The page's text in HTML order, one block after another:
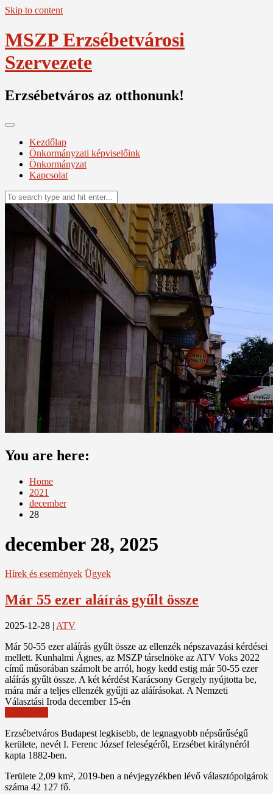
Skip to content
MSZP Erzsébetvárosi
Szervezete
Erzsébetváros az otthonunk!
Kezdőlap
Önkormányzati képviselőink
Önkormányzat
Kapcsolat
You are here:
Home
2021
december
28
december 28, 2025
Hírek és események Ügyek
Már 55 ezer aláírás gyűlt össze
2025-12-28 | ATV
Már 50-55 ezer aláírás gyűlt össze az ellenzék népszavazási kérdései
mellett. Kunhalmi Ágnes, az MSZP társelnöke az ATV Voks 2022
című műsorában számolt be arról, hogy kedd estig már 50-55 ezer
aláírás gyűlt össze. A két kérdést Karácsony Gergely nyújtotta be,
mára már a teljes ellenzék gyűjti az aláírásokat. A Nemzeti
Választási Iroda december 15-én
Erzsébetváros Budapest legkisebb, de legnagyobb népsűrűségű
kerülete, nevét I. Ferenc József feleségéről, Erzsébet királynéról
kapta 1882-ben.
Területe 2,09 km², 2019-ben a névjegyzékben lévő választópolgárok
száma 42 127 fő.